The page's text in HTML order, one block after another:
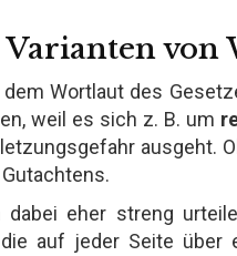
von
dem Wortlaut des
weil es sich z. B. um
ausgeht.
eher streng
auf jeder Seite über